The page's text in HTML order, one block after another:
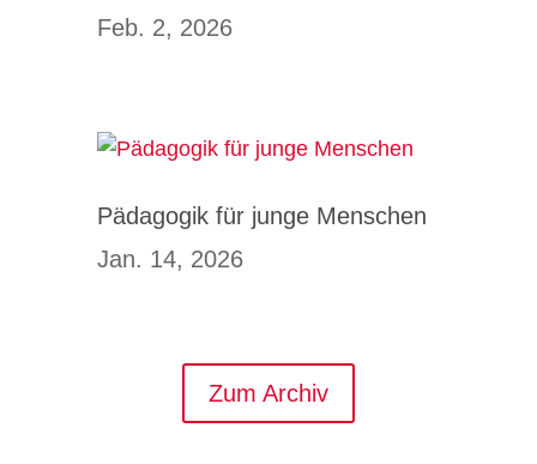
Feb. 2, 2026
Pädagogik für junge Menschen
Jan. 14, 2026
Zum Archiv